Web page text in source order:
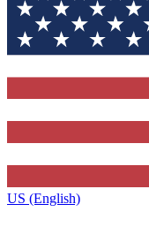
US (English)